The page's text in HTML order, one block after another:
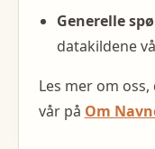
Generelle
datakildene
Les mer om
vår på Om